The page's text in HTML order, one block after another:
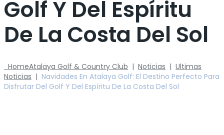
Golf Y Del Espíritu
De La Costa Del Sol
HomeAtalaya Golf & Country Club | Noticias | Ultimas
Noticias | Navidades En Atalaya Golf: El Destino Perfecto Para
Disfrutar Del Golf Y Del Espíritu De La Costa Del Sol